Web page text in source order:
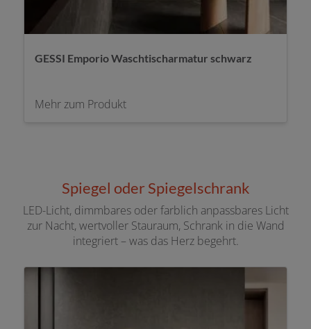
GESSI Ventaglio Waschtischarmatur
Mehr zum Produkt
Spiegel oder Spiegelschrank
LED-Licht, dimmbares oder farblich anpassbares Licht
zur Nacht, wertvoller Stauraum, Schrank in die Wand
integriert – was das Herz begehrt.